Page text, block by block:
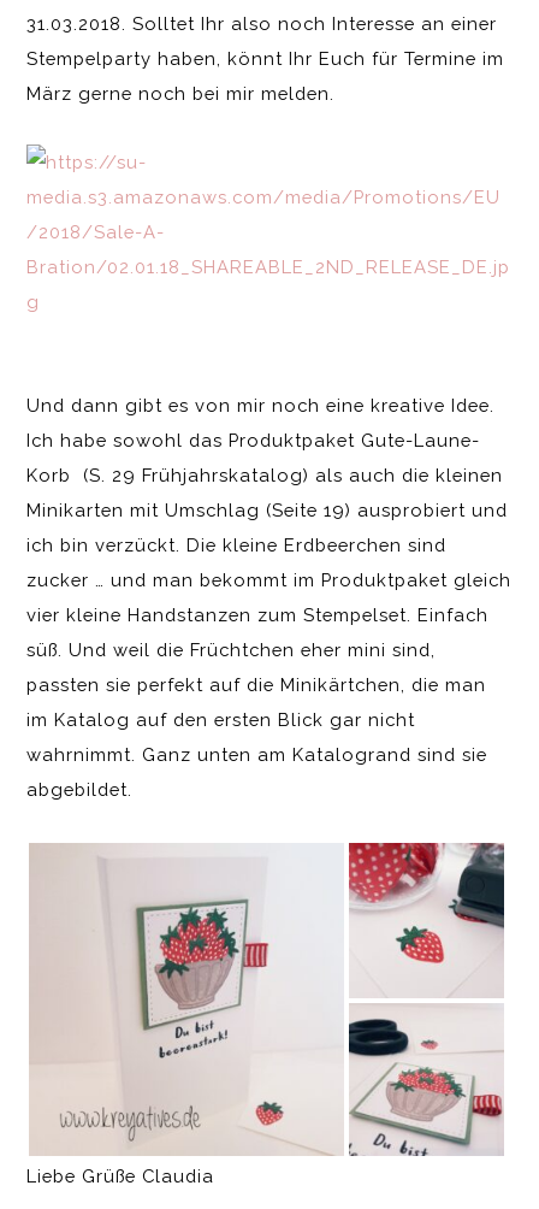
31.03.2018. Solltet Ihr also noch Interesse an einer
Stempelparty haben, könnt Ihr Euch für Termine im
März gerne noch bei mir melden.
Und dann gibt es von mir noch eine kreative Idee.
Ich habe sowohl das Produktpaket Gute-Laune-
Korb (S. 29 Frühjahrskatalog) als auch die kleinen
Minikarten mit Umschlag (Seite 19) ausprobiert und
ich bin verzückt. Die kleine Erdbeerchen sind
zucker … und man bekommt im Produktpaket gleich
vier kleine Handstanzen zum Stempelset. Einfach
süß. Und weil die Früchtchen eher mini sind,
passten sie perfekt auf die Minikärtchen, die man
im Katalog auf den ersten Blick gar nicht
wahrnimmt. Ganz unten am Katalogrand sind sie
abgebildet.
Liebe Grüße Claudia